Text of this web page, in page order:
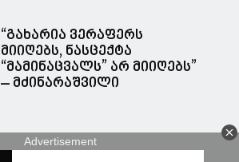
“გახარია ვერაფერს
მიიღებს, ნასცექტა
“მამინაცვალს” არ მიიღებს”
– მძინარაშვილი